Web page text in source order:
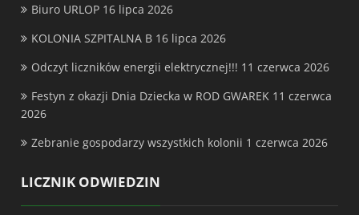
Biuro URLOP 16 lipca 2026
KOLONIA SZPITALNA B 16 lipca 2026
Odczyt liczników energii elektrycznej!!! 11 czerwca 2026
Festyn z okazji Dnia Dziecka w ROD GWAREK 11 czerwca
2026
Zebranie gospodarzy wszystkich kolonii 1 czerwca 2026
LICZNIK ODWIEDZIN